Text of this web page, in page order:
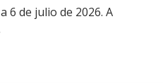
6 de julio de 2026. A